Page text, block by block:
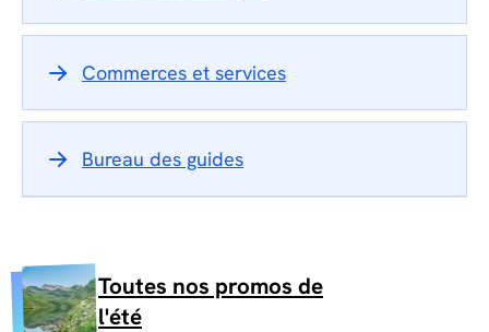
Commerces et services
Bureau des guides
Toutes nos promos de
l'été